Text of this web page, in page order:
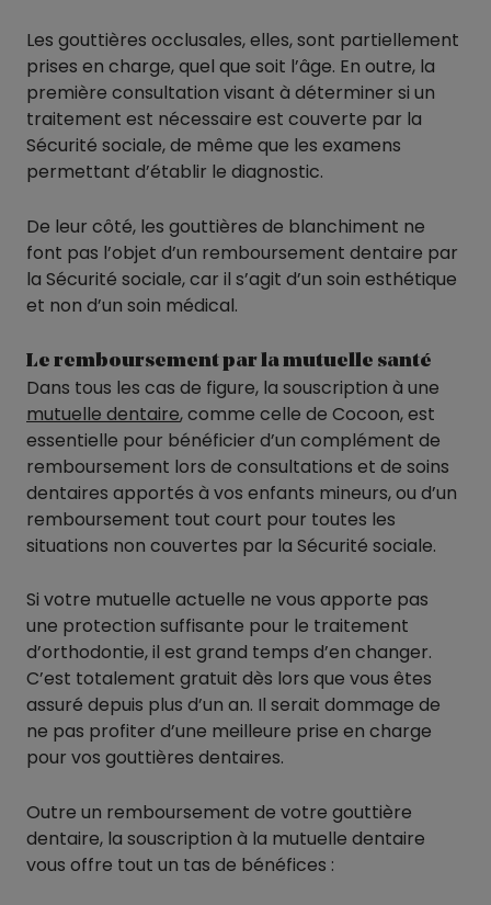
Les gouttières occlusales, elles, sont partiellement
prises en charge, quel que soit l’âge. En outre, la
première consultation visant à déterminer si un
traitement est nécessaire est couverte par la
Sécurité sociale, de même que les examens
permettant d’établir le diagnostic.
De leur côté, les gouttières de blanchiment ne
font pas l’objet d’un remboursement dentaire par
la Sécurité sociale, car il s’agit d’un soin esthétique
et non d’un soin médical.
Le remboursement par la mutuelle santé
Dans tous les cas de figure, la souscription à une
mutuelle dentaire, comme celle de Cocoon, est
essentielle pour bénéficier d’un complément de
remboursement lors de consultations et de soins
dentaires apportés à vos enfants mineurs, ou d’un
remboursement tout court pour toutes les
situations non couvertes par la Sécurité sociale.
Si votre mutuelle actuelle ne vous apporte pas
une protection suffisante pour le traitement
d’orthodontie, il est grand temps d’en changer.
C’est totalement gratuit dès lors que vous êtes
assuré depuis plus d’un an. Il serait dommage de
ne pas profiter d’une meilleure prise en charge
pour vos gouttières dentaires.
Outre un remboursement de votre gouttière
dentaire, la souscription à la mutuelle dentaire
vous offre tout un tas de bénéfices :